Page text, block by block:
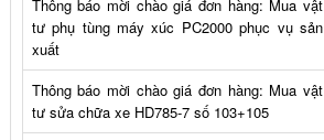
Thông báo mời chào giá đơn hàng: Mua vật
tư phụ tùng máy xúc PC2000 phục vụ sản
xuất
Thông báo mời chào giá đơn hàng: Mua vật
tư sửa chữa xe HD785-7 số 103+105